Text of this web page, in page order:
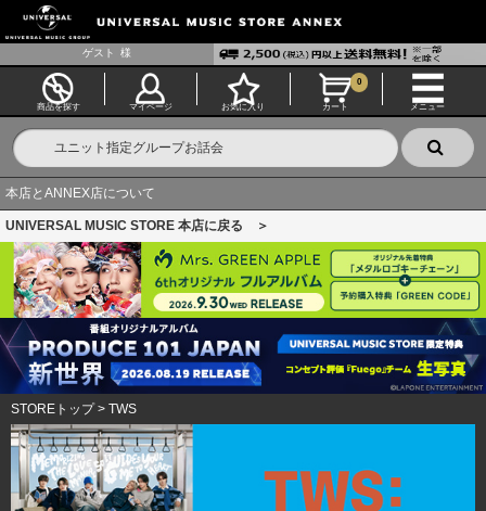
ゲスト 様
商品を探す マイページ お気に入り カート
0
メニュー
本店とANNEX店について
UNIVERSAL MUSIC STORE 本店に戻る ＞
STOREトップ> TWS